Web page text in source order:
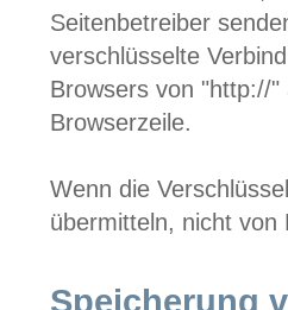
Seitenbetreiber
verschlüsselte
Browsers von "http://
Browserzeile.
Wenn die
übermitteln, nicht von
Speicherung